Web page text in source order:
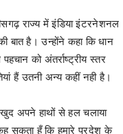
राज्य में इंडिया इंटरनेशनल
बात है। उन्होंने कहा कि धान
को अंतर्राष्ट्रीय स्तर
हैं उतनी अन्य कहीं नही है।
अपने हाथों से हल चलाया
सकता हूँ कि हमारे प्रदेश के